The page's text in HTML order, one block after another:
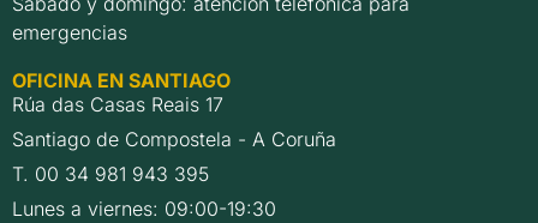
emergencias
OFICINA EN SANTIAGO
Rúa das Casas Reais 17
Santiago de Compostela - A Coruña
T. 00 34 981 943 395
Lunes a viernes: 09:00-19:30